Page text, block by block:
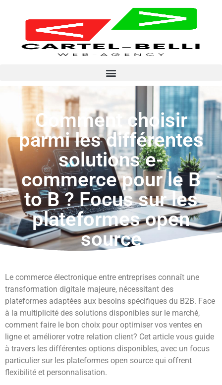
Comment choisir
parmi les différentes
solutions e-
commerce pour le B
to B ? Focus sur les
plateformes open
source
Le commerce électronique entre entreprises connaît une
transformation digitale majeure, nécessitant des
plateformes adaptées aux besoins spécifiques du B2B. Face
à la multiplicité des solutions disponibles sur le marché,
comment faire le bon choix pour optimiser vos ventes en
ligne et améliorer votre relation client? Cet article vous guide
à travers les différentes options disponibles, avec un focus
particulier sur les plateformes open source qui offrent
flexibilité et personnalisation.